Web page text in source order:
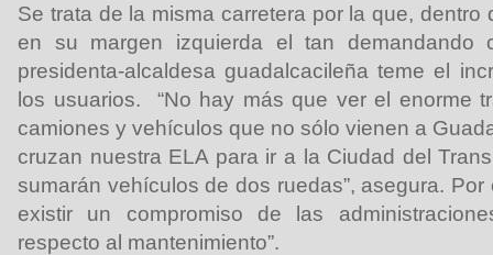
Se trata de la misma carretera por la que, dentro
en su margen izquierda el tan demandando
presidenta-alcaldesa guadalcacileña teme el
los usuarios. “No hay más que ver el enorme
camiones y vehículos que no sólo vienen a
cruzan nuestra ELA para ir a la Ciudad del
sumarán vehículos de dos ruedas”, asegura.
existir un compromiso de las
respecto al mantenimiento”.